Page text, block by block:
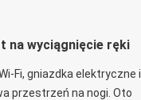
na wyciągnięcie ręki
Fi, gniazdka elektryczne i
przestrzeń na nogi. Oto